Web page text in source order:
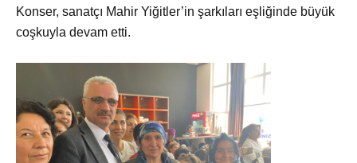
Konser, sanatçı Mahir Yiğitler’in şarkıları eşliğinde büyük
coşkuyla devam etti.